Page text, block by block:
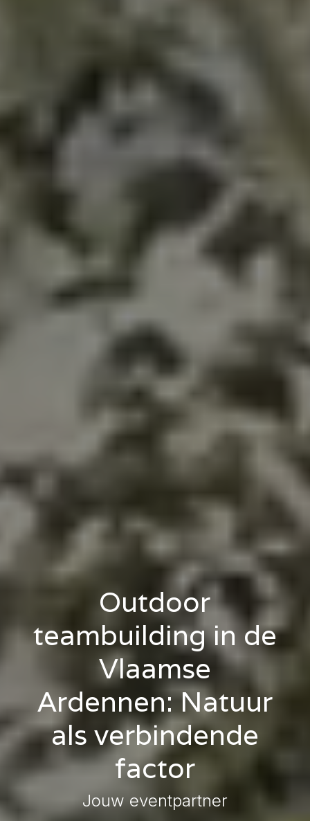
Outdoor
teambuilding in de
Vlaamse
Ardennen: Natuur
als verbindende
factor
Jouw eventpartner